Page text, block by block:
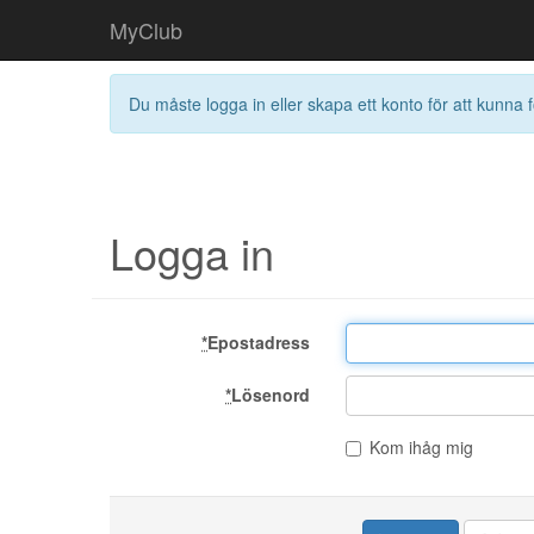
MyClub
Du måste logga in eller skapa ett konto för att kunna
Logga in
*Epostadress
*Lösenord
Kom ihåg mig